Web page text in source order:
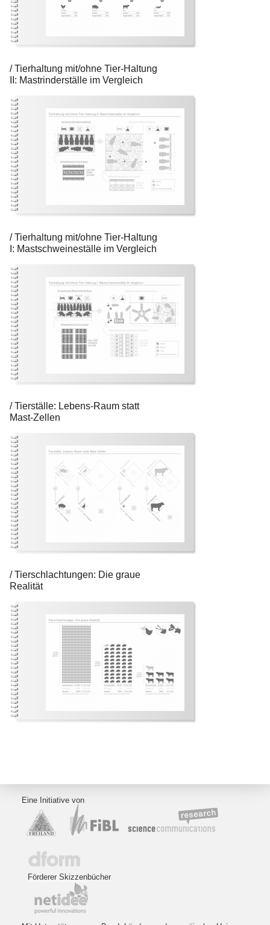
Tierhaltung mit/ohne Tier-Haltung
II: Mastrinderställe im Vergleich
Tierhaltung mit/ohne Tier-Haltung
I: Mastschweineställe im Vergleich
Tierställe: Lebens-Raum statt
Mast-Zellen
Tierschlachtungen: Die graue
Realität
Eine Initiative von
Förderer Skizzenbücher